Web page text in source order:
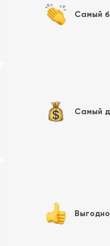
Самый
Самый